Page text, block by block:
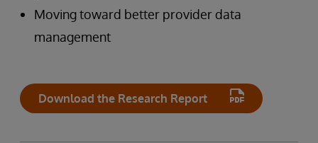
Moving toward better provider data
management
Download the Research Report